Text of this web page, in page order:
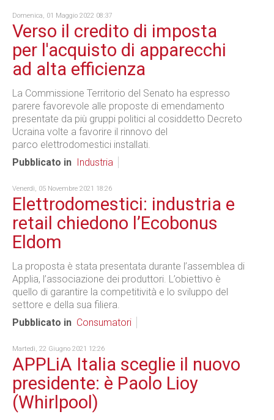
Domenica, 01 Maggio 2022 08:37
Verso il credito di imposta
per l'acquisto di apparecchi
ad alta efficienza
La Commissione Territorio del Senato ha espresso
parere favorevole alle proposte di emendamento
presentate da più gruppi politici al cosiddetto Decreto
Ucraina volte a favorire il rinnovo del
parco elettrodomestici installati.
Pubblicato in
Industria
Venerdì, 05 Novembre 2021 18:26
Elettrodomestici: industria e
retail chiedono l’Ecobonus
Eldom
La proposta è stata presentata durante l’assemblea di
Applia, l’associazione dei produttori. L’obiettivo è
quello di garantire la competitività e lo sviluppo del
settore e della sua filiera.
Pubblicato in Consumatori
Martedì, 22 Giugno 2021 12:26
APPLiA Italia sceglie il nuovo
presidente: è Paolo Lioy
(Whirlpool)